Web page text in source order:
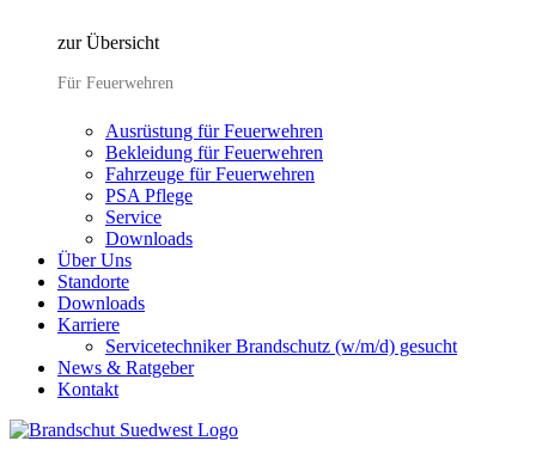
zur Übersicht
Für Feuerwehren
Ausrüstung für Feuerwehren
Bekleidung für Feuerwehren
Fahrzeuge für Feuerwehren
PSA Pflege
Service
Downloads
Über Uns
Standorte
Downloads
Karriere
Servicetechniker Brandschutz (w/m/d) gesucht
News & Ratgeber
Kontakt